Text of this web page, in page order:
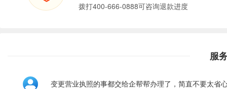
拨打400-666-0888可咨询退款进度
服
变更营业执照的事都交给企帮帮办理了，简直不要太省